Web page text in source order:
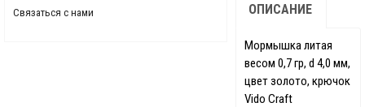
Связаться с нами
ОПИСАНИЕ
Мормышка литая
весом 0,7 гр, d 4,0 мм,
цвет золото, крючок
Vido Craft